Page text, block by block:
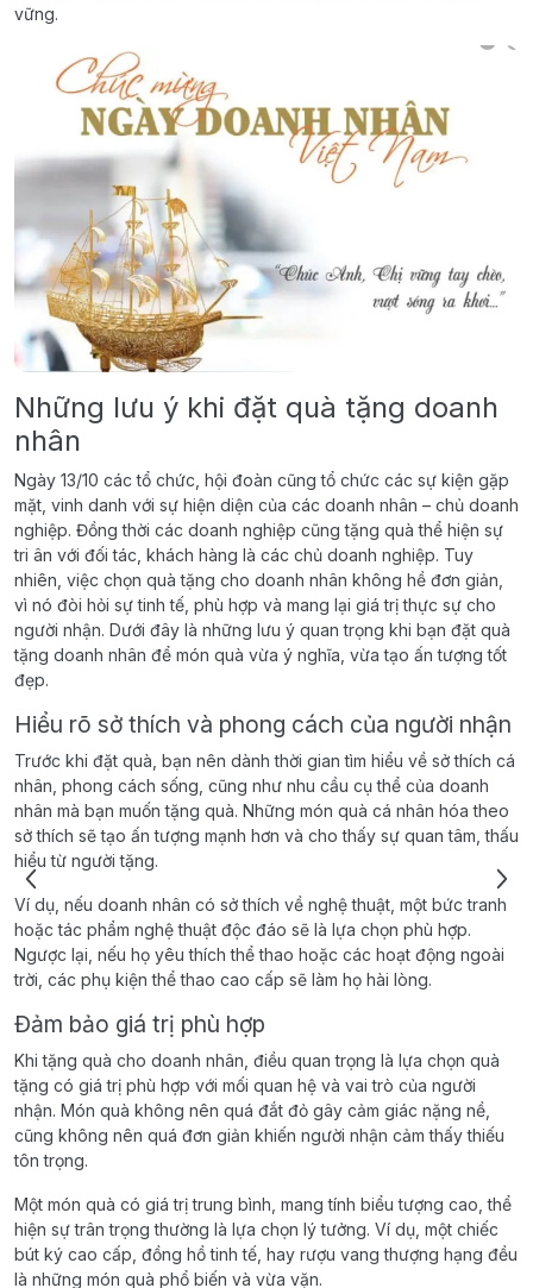
vững.
Những lưu ý khi đặt quà tặng doanh
nhân
Ngày 13/10 các tổ chức, hội đoàn cũng tổ chức các sự kiện gặp
mặt, vinh danh với sự hiện diện của các doanh nhân – chủ doanh
nghiệp. Đồng thời các doanh nghiệp cũng tặng quà thể hiện sự
tri ân với đối tác, khách hàng là các chủ doanh nghiệp. Tuy
nhiên, việc chọn quà tặng cho doanh nhân không hề đơn giản,
vì nó đòi hỏi sự tinh tế, phù hợp và mang lại giá trị thực sự cho
người nhận. Dưới đây là những lưu ý quan trọng khi bạn đặt quà
tặng doanh nhân để món quà vừa ý nghĩa, vừa tạo ấn tượng tốt
đẹp.
Hiểu rõ sở thích và phong cách của người nhận
Trước khi đặt quà, bạn nên dành thời gian tìm hiểu về sở thích cá
nhân, phong cách sống, cũng như nhu cầu cụ thể của doanh
nhân mà bạn muốn tặng quà. Những món quà cá nhân hóa theo
sở thích sẽ tạo ấn tượng mạnh hơn và cho thấy sự quan tâm, thấu
hiểu từ người tặng.
Ví dụ, nếu doanh nhân có sở thích về nghệ thuật, một bức tranh
hoặc tác phẩm nghệ thuật độc đáo sẽ là lựa chọn phù hợp.
Ngược lại, nếu họ yêu thích thể thao hoặc các hoạt động ngoài
trời, các phụ kiện thể thao cao cấp sẽ làm họ hài lòng.
Đảm bảo giá trị phù hợp
Khi tặng quà cho doanh nhân, điều quan trọng là lựa chọn quà
tặng có giá trị phù hợp với mối quan hệ và vai trò của người
nhận. Món quà không nên quá đắt đỏ gây cảm giác nặng nề,
cũng không nên quá đơn giản khiến người nhận cảm thấy thiếu
tôn trọng.
Một món quà có giá trị trung bình, mang tính biểu tượng cao, thể
hiện sự trân trọng thường là lựa chọn lý tưởng. Ví dụ, một chiếc
bút ký cao cấp, đồng hồ tinh tế, hay rượu vang thượng hạng đều
là những món quà phổ biến và vừa vặn.